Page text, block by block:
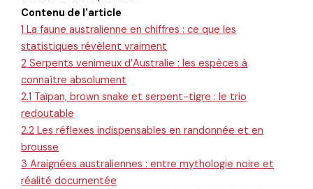
Contenu de l'article
1 La faune australienne en chiffres : ce que les
statistiques révèlent vraiment
2 Serpents venimeux d’Australie : les espèces à
connaître absolument
2.1 Taïpan, brown snake et serpent-tigre : le trio
redoutable
2.2 Les réflexes indispensables en randonnée et en
brousse
3 Araignées australiennes : entre mythologie noire et
réalité documentée